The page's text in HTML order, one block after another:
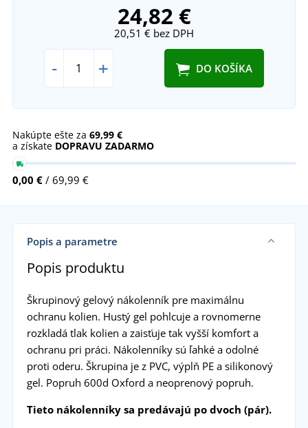
24,82 €
20,51 € bez DPH
- + DO KOŠÍKA
Nakúpte ešte za 69,99 €
a získate DOPRAVU ZADARMO
0,00 € / 69,99 €
Popis a parametre
Popis produktu
Škrupinový gelový nákolenník pre maximálnu
ochranu kolien. Hustý gel pohlcuje a rovnomerne
rozkladá tlak kolien a zaisťuje tak vyšší komfort a
ochranu pri práci. Nákolenníky sú ľahké a odolné
proti oderu. Škrupina je z PVC, výplň PE a silikonový
gel. Popruh 600d Oxford a neoprenový popruh.
Tieto nákolenníky sa predávajú po dvoch (pár).